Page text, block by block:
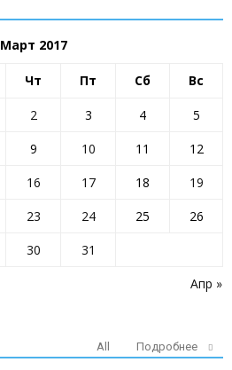
Март 2017
Чт Пт Сб Вс
Апр »
2 3 4
5
9 10 11
12
16 17 18
19
23 24 25
26
30 31
All Подробнее